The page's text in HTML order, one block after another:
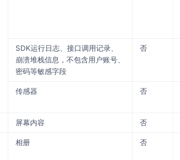
SDK运行日志、接口调用记录、
崩溃堆栈信息，不包含用户账号、
密码等敏感字段
否
传感器 否
屏幕内容 否
相册 否